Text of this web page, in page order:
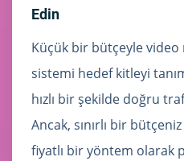
Edin
Küçük bir bütçeyle video
sistemi hedef kitleyi
hızlı bir şekilde doğru
Ancak, sınırlı bir
fiyatlı bir yöntem olarak